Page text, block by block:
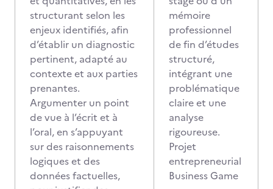
structurant selon les
enjeux identifiés, afin
d’établir un diagnostic
pertinent, adapté au
contexte et aux parties
prenantes.
Argumenter un point
de vue à l’écrit et à
l’oral, en s’appuyant
sur des raisonnements
logiques et des
données factuelles,
mémoire
professionnel
de fin d’études
structuré,
intégrant une
problématique
claire et une
analyse
rigoureuse.
Projet
entrepreneurial
Business Game